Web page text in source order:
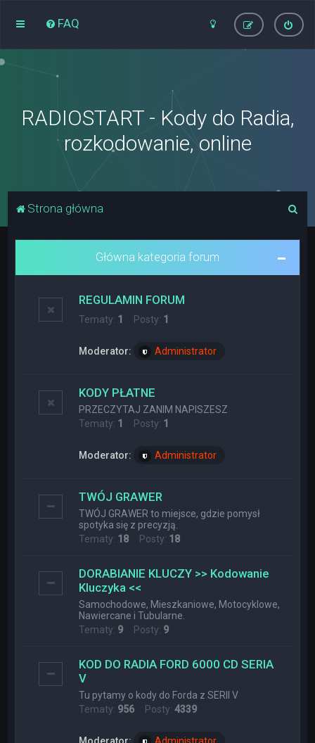
FAQ
RADIOSTART - Kody do Radia,
rozkodowanie, online
Strona główna
Główna kategoria forum
REGULAMIN FORUM
Tematy: 1 Posty: 1
Moderator: Administrator
KODY PŁATNE
PRZECZYTAJ ZANIM NAPISZESZ
Tematy: 1 Posty: 1
Moderator: Administrator
TWÓJ GRAWER
TWÓJ GRAWER to miejsce, gdzie pomysł
spotyka się z precyzją.
Tematy: 18 Posty: 18
DORABIANIE KLUCZY >> Kodowanie
Kluczyka <<
Samochodowe, Mieszkaniowe, Motocyklowe,
Nawiercane i Tubularne.
Tematy: 9 Posty: 9
KOD DO RADIA FORD 6000 CD SERIA
V
Tu pytamy o kody do Forda z SERII V
Tematy: 956 Posty:4339